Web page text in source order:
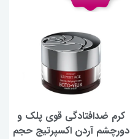
کرم ضدافتادگی قوی پلک و
دورچشم آردن اکسپرتیج حجم